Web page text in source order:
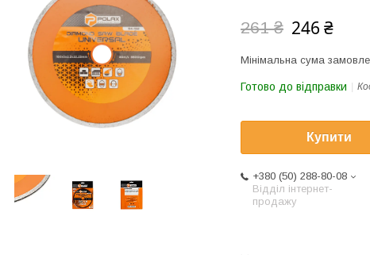
261 ₴ 246 ₴
Мінімальна сума
Готово до відправки
Купити
+380 (50) 288-80-08
Відділ інтернет-
продажу